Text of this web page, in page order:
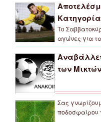
Το
αγώνες για
των
Σας
ποδοσφαίρου